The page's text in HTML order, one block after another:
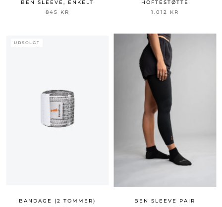
BEN SLEEVE, ENKELT
845 KR
HOFTESTØTTE
1.012 KR
UDSOLGT
BANDAGE (2 TOMMER)
BEN SLEEVE PAIR